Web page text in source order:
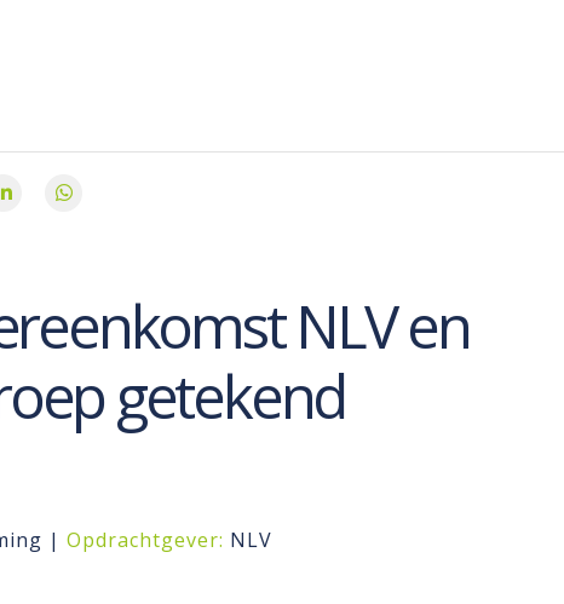
NLV en
getekend
| Opdrachtgever: NLV